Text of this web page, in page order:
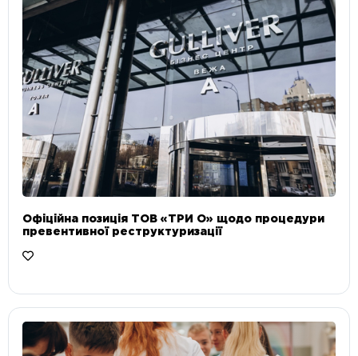
Офіційна позиція ТОВ «ТРИ О» щодо процедури
превентивної реструктуризації